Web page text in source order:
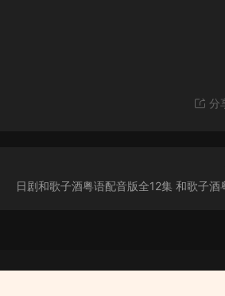
分
日剧和歌子酒粤语配音版全12集 和歌子酒